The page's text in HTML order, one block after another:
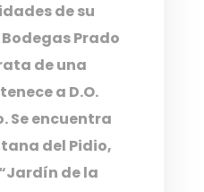
de su
Prado
de una
a D.O.
Se encuentra
del Pidio,
de la